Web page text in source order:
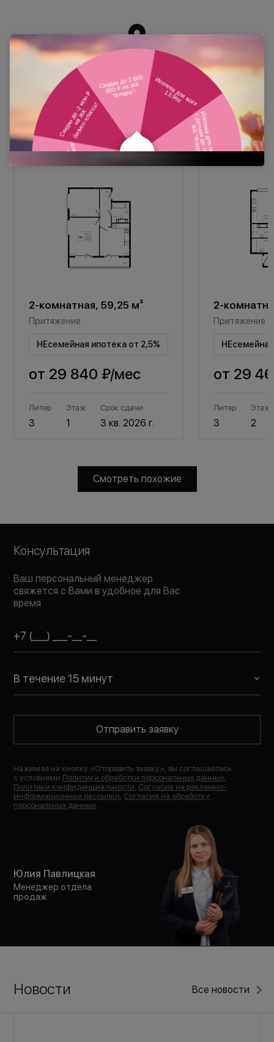
Похожие планировки
2-комнатная, 59,25 м²
Притяжение
НЕсемейная ипотека от 2,5%
от 29 840 ₽/мес
Литер
3
Этаж
1
Срок сдачи
3 кв. 2026 г.
2-
Притяжение
от 29
Литер
3
Этаж
2
Смотреть похожие
Консультация
Ваш персональный менеджер
свяжется с Вами в удобное для Вас
время
В течение 15 минут
Отправить заявку
Нажимая на кнопку «Отправить заявку», вы соглашаетесь
с условиями Политики обработки персональных данных
Политики конфиденциальности Согласия на рекламно-
информационные рассылки Согласия на обработку
персональных данных
Юлия Павлицкая
Менеджер отдела
продаж
Новости Все новости